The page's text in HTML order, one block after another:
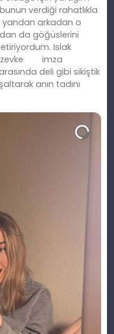
verdiği rahatlıkla
yandan arkadan o
da göğüslerini
Islak
zevke imza
deli gibi sikiştik
anın tadını